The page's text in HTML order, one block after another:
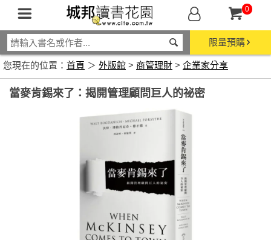
0
限量預購
您現在的位置： 首頁 ＞ 外版館 > 商管理財 > 企業家分享
當麥肯錫來了：揭開管理顧問巨人的祕密